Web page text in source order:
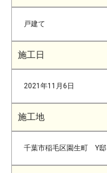
戸建て
施工日
2021年11月6日
施工地
千葉市稲毛区園生町 Y邸